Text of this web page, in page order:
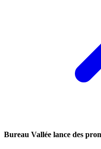
Bureau Vallée lance des